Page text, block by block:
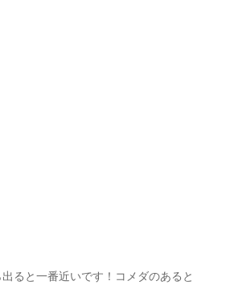
ると一番近いです！コメダのあると